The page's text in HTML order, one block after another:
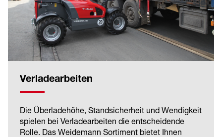
Verladearbeiten
Die Überladehöhe, Standsicherheit und Wendigkeit
spielen bei Verladearbeiten die entscheidende
Rolle. Das Weidemann Sortiment bietet Ihnen